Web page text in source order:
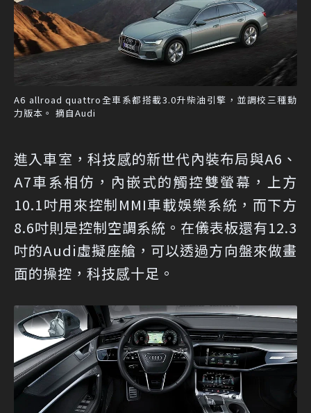
A6 allroad quattro全車系都搭載3.0升柴油引擎，並調校三種動
力版本。 摘自Audi
進入車室，科技感的新世代內裝布局與A6、
A7車系相仿，內嵌式的觸控雙螢幕，上方
10.1吋用來控制MMI車載娛樂系統，而下方
8.6吋則是控制空調系統。在儀表板還有12.3
吋的Audi虛擬座艙，可以透過方向盤來做畫
面的操控，科技感十足。